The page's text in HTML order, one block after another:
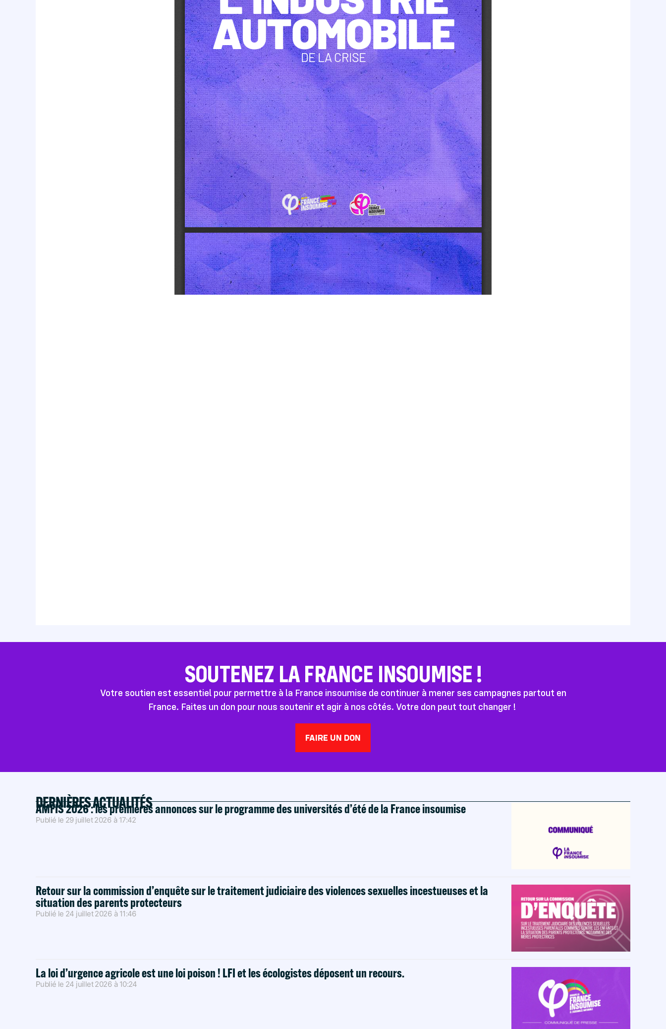
SOUTENEZ LA FRANCE INSOUMISE !
Votre soutien est essentiel pour permettre à la France insoumise de continuer à mener ses campagnes partout en
France. Faites un don pour nous soutenir et agir à nos côtés. Votre don peut tout changer !
FAIRE UN DON
DERNIÈRES ACTUALITÉS
AMFIS 2026 : les premières annonces sur le programme des universités d’été de la France insoumise
Publié le 29 juillet 2026 à 17:42
Retour sur la commission d’enquête sur le traitement judiciaire des violences sexuelles incestueuses et la
situation des parents protecteurs
Publié le 24 juillet 2026 à 11:46
La loi d’urgence agricole est une loi poison ! LFI et les écologistes déposent un recours.
Publié le 24 juillet 2026 à 10:24